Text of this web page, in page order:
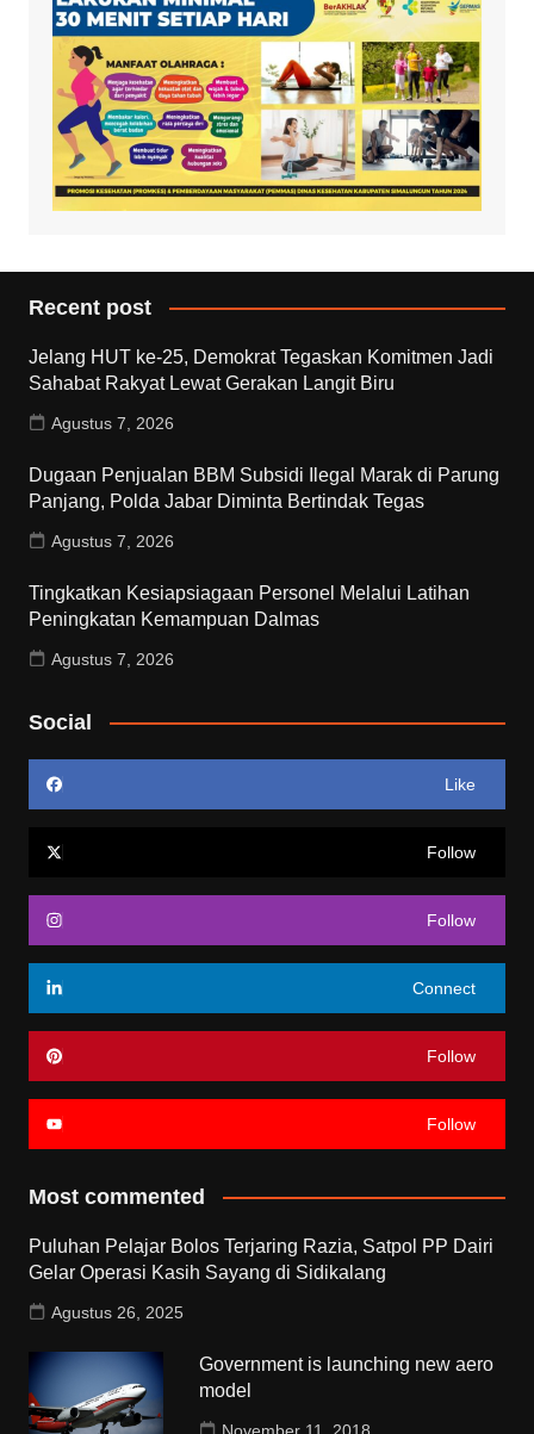
Recent post
Jelang HUT ke-25, Demokrat Tegaskan Komitmen Jadi
Sahabat Rakyat Lewat Gerakan Langit Biru
Agustus 7, 2026
Dugaan Penjualan BBM Subsidi Ilegal Marak di Parung
Panjang, Polda Jabar Diminta Bertindak Tegas
Agustus 7, 2026
Tingkatkan Kesiapsiagaan Personel Melalui Latihan
Peningkatan Kemampuan Dalmas
Agustus 7, 2026
Social
Like
Follow
Follow
Connect
Follow
Follow
Most commented
Puluhan Pelajar Bolos Terjaring Razia, Satpol PP Dairi
Gelar Operasi Kasih Sayang di Sidikalang
Agustus 26, 2025
Government is launching new aero
model
November 11, 2018